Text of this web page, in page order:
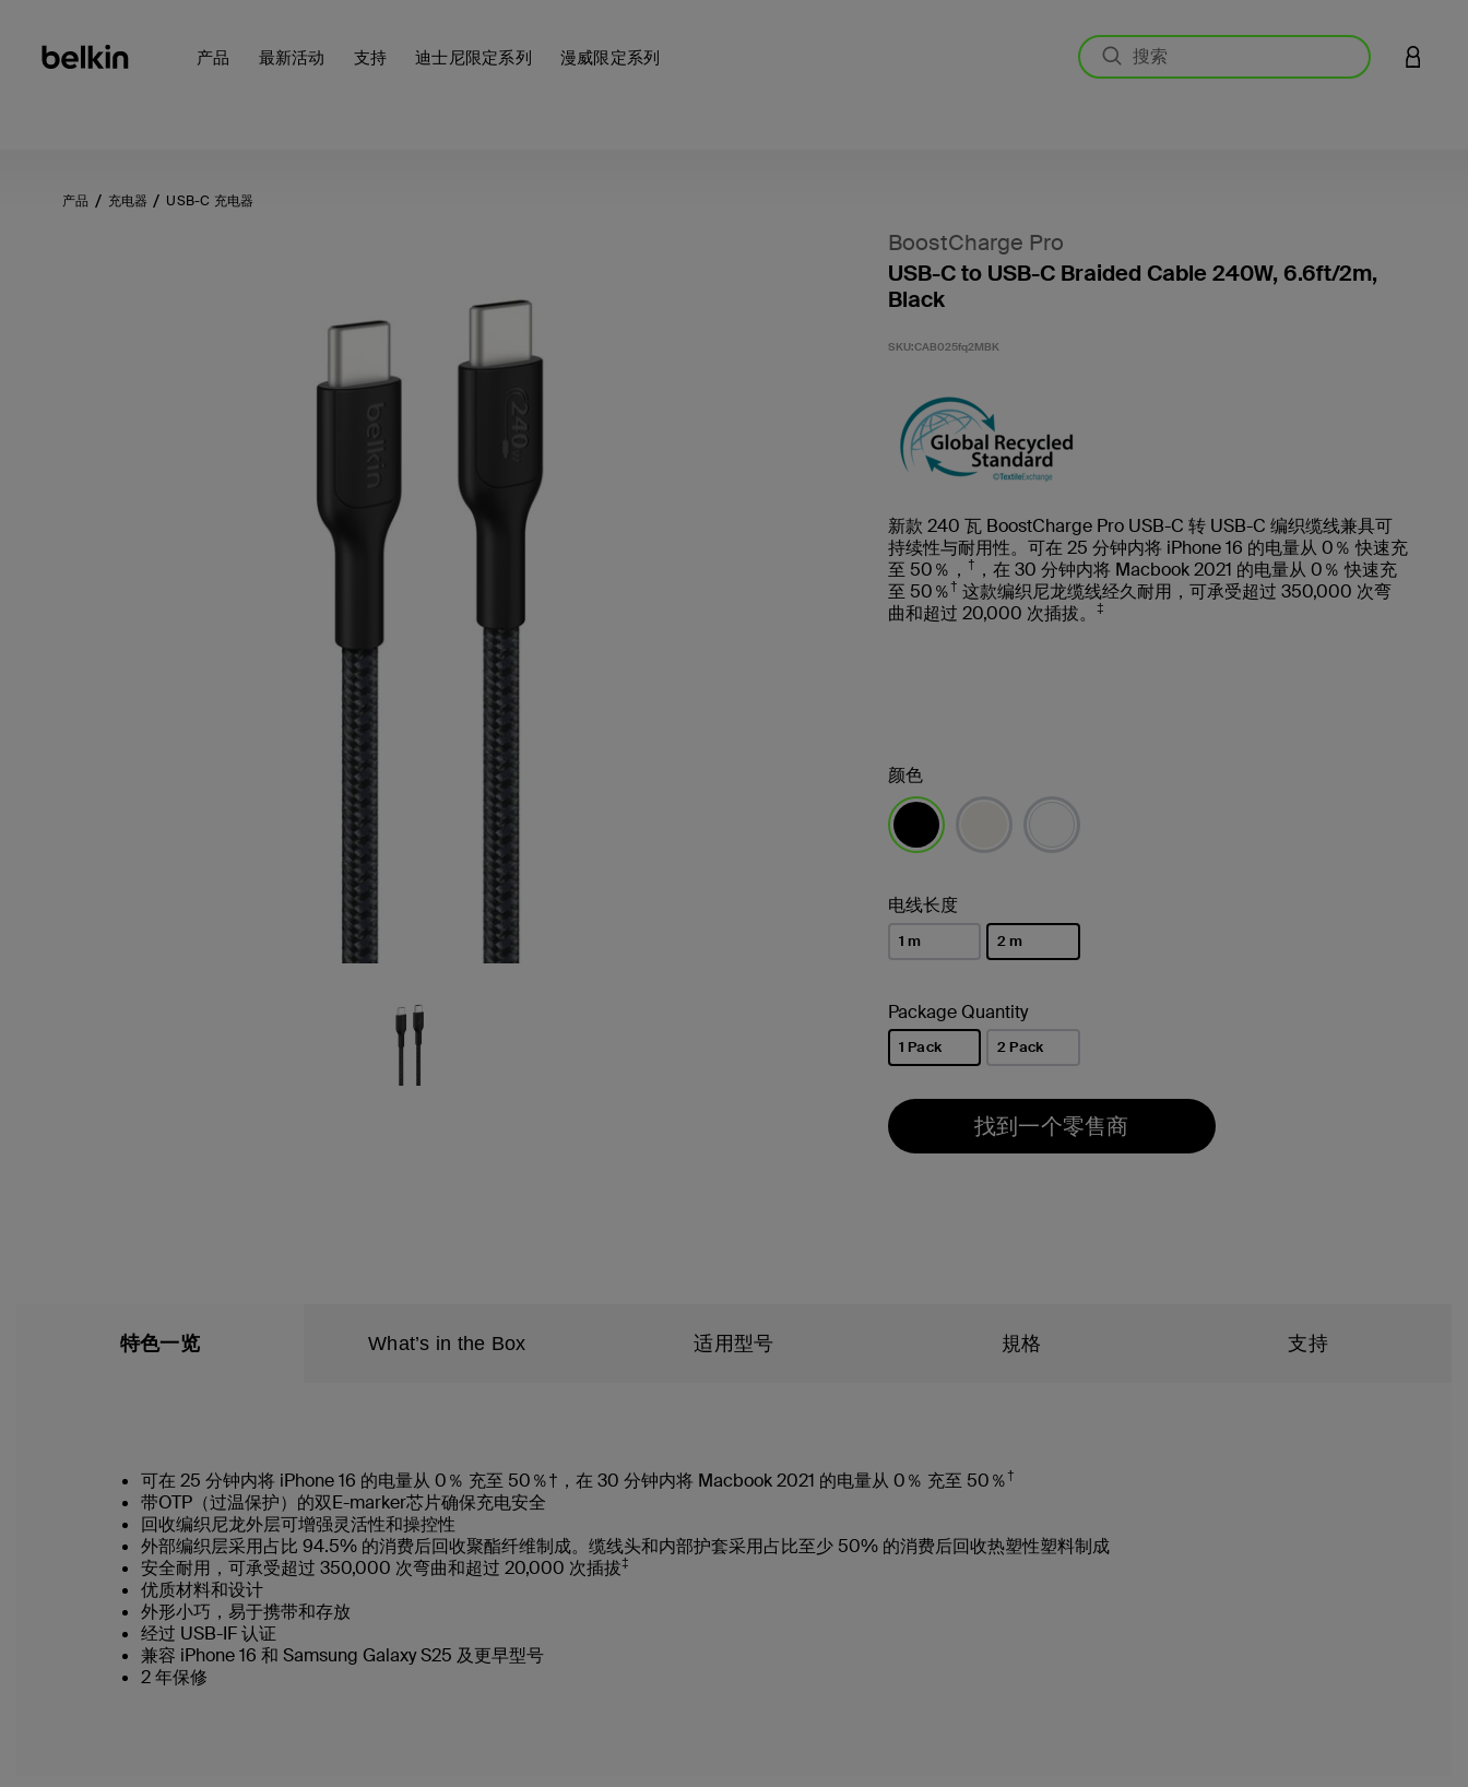
产品 最新活动 支持 迪士尼限定系列 漫威限定系列 登录您
产品 充电器 USB-C 充电器
BoostCharge Pro
USB-C to USB-C Braided Cable 240W, 6.6ft/2m,
Black
SKU:CAB025fq2MBK
新款 240 瓦 BoostCharge Pro USB-C 转 USB-C 编织缆线兼具可
持续性与耐用性。可在 25 分钟内将 iPhone 16 的电量从 0％ 快速充
至 50％， † ，在 30 分钟内将 Macbook 2021 的电量从 0％ 快速充
至 50％† 这款编织尼龙缆线经久耐用，可承受超过 350,000 次弯
曲和超过 20,000 次插拔。
‡
颜色
电线长度
1 m 2 m
Package Quantity
1 Pack 2 Pack
找到一个零售商
特色一览 What’s in the Box 适用型号 規格 支持
可在 25 分钟内将 iPhone 16 的电量从 0％ 充至 50％†，在 30 分钟内将 Macbook 2021 的电量从 0％ 充至 50％†
带OTP（过温保护）的双E-marker芯片确保充电安全
回收编织尼龙外层可增强灵活性和操控性
外部编织层采用占比 94.5% 的消费后回收聚酯纤维制成。缆线头和内部护套采用占比至少 50% 的消费后回收热塑性塑料制成
安全耐用，可承受超过 350,000 次弯曲和超过 20,000 次插拔‡
优质材料和设计
外形小巧，易于携带和存放
经过 USB-IF 认证
兼容 iPhone 16 和 Samsung Galaxy S25 及更早型号
2 年保修